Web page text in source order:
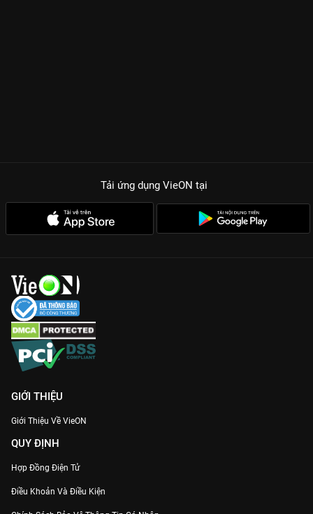
Tải ứng dụng VieON tại
GIỚI THIỆU
Giới Thiệu Về VieON
QUY ĐỊNH
Hợp Đồng Điện Tử
Điều Khoản Và Điều Kiện